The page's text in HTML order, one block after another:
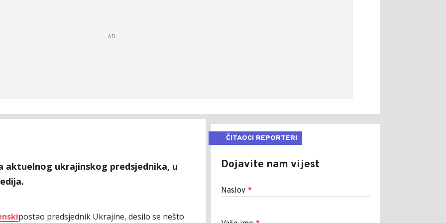
aktuelnog ukrajinskog predsjednika, u
postao predsjednik Ukrajine, desilo se nešto
ČITAOCI REPORTERI
Dojavite nam vijest
Naslov *